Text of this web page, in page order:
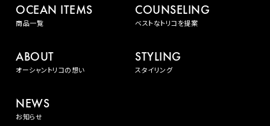
OCEAN ITEMS
商品一覧
COUNSELING
ベストなトリコを提案
ABOUT
オーシャントリコの想い
STYLING
スタイリング
NEWS
お知らせ